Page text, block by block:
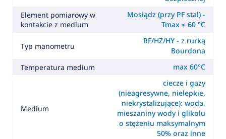
Element pomiarowy w
kontakcie z medium
Mosiądz (przy PF stal) -
Tmax ≤ 60 °C
Typ manometru
RF/HZ/HY - z rurką
Bourdona
Temperatura medium
max 60°C
Medium
ciecze i gazy
(nieagresywne, nielepkie,
niekrystalizujące): woda,
mieszaniny wody i glikolu
o stężeniu maksymalnym
50% oraz inne